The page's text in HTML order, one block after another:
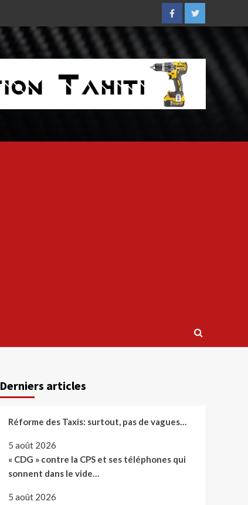
FacebookTwitter
Derniers articles
Réforme des Taxis: surtout, pas de vagues…
5 août 2026
« CDG » contre la CPS et ses téléphones qui
sonnent dans le vide…
5 août 2026